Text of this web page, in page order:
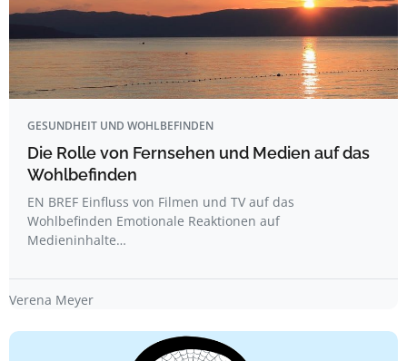
GESUNDHEIT UND WOHLBEFINDEN
Die Rolle von Fernsehen und Medien auf das
Wohlbefinden
EN BREF Einfluss von Filmen und TV auf das
Wohlbefinden Emotionale Reaktionen auf
Medieninhalte…
Verena Meyer